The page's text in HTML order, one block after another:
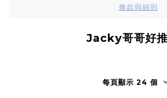
條款與細則
Jacky哥哥好
每頁顯示 24 個